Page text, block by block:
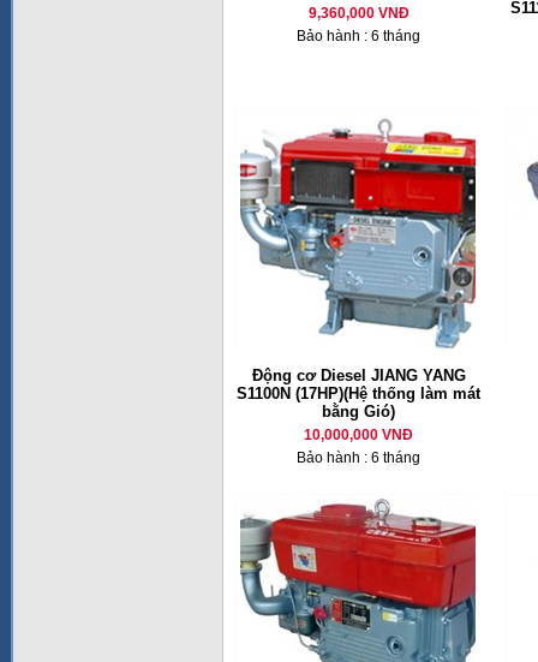
9,360,000 VNĐ
Bảo hành : 6 tháng
Động cơ Diesel JIANG YANG
S1100N (17HP)(Hệ thống làm mát
bằng Gió)
10,000,000 VNĐ
Bảo hành : 6 tháng